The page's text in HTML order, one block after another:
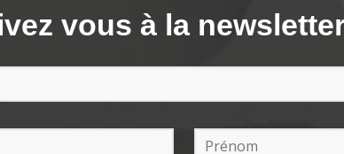
vous à la